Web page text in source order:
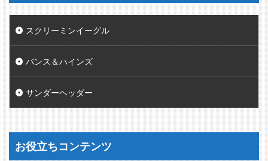
スクリーミンイーグル
バンス＆ハインズ
サンダーヘッダー
お役立ちコンテンツ